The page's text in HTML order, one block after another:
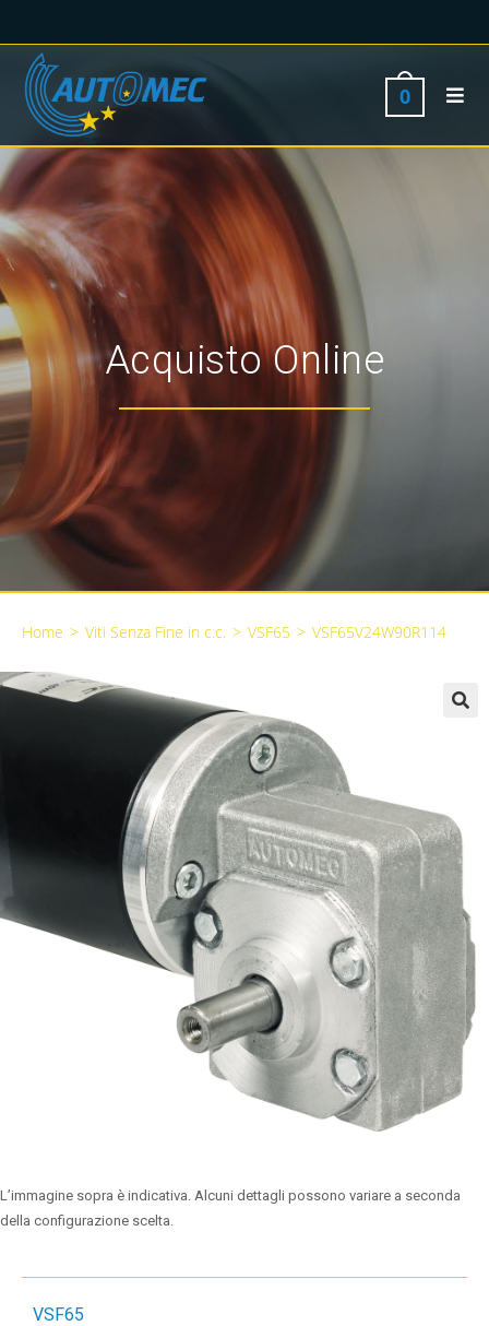
0
Acquisto Online
Home > Viti Senza Fine in c.c. > VSF65 > VSF65V24W90R114
L’immagine sopra è indicativa. Alcuni dettagli possono variare a seconda
della configurazione scelta.
VSF65